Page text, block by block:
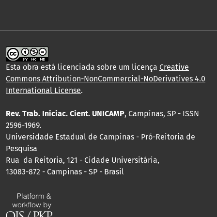
Esta obra está licenciada sobre um licença Creative
Commons Attribution-NonCommercial-NoDerivatives 4.0
International License.
Rev. Trab. Iniciac. Cient. UNICAMP, Campinas, SP - ISSN
2596-1969.
Universidade Estadual de Campinas - Pró-Reitoria de
Pesquisa
Rua da Reitoria, 121 - Cidade Universitária,
13083-872 - Campinas - SP - Brasil